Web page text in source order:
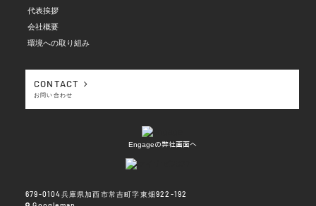
代表挨拶
会社概要
環境への取り組み
CONTACT
お問い合わせ
Engageの弊社画面へ
679-0104兵庫県加西市常吉町字東畑922-192